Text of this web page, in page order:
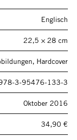
Englisch
22,5 × 28 cm
Hardcover
3-95476-133-3
Oktober 2016
34,90 €